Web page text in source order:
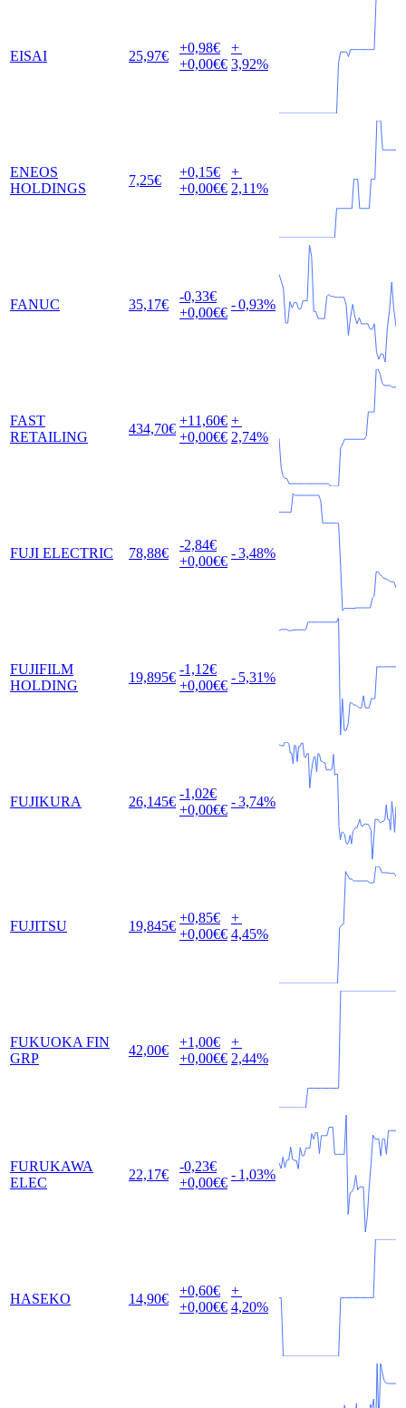
EISAI 25,97€
+0,98€
+0,00€€
+
3,92%
ENEOS
HOLDINGS
7,25€
+0,15€
+0,00€€
+
2,11%
FANUC 35,17€
-0,33€
+0,00€€
-0,93%
FAST
RETAILING
434,70€
+11,60€
+0,00€€
+
2,74%
FUJI ELECTRIC 78,88€
-2,84€
+0,00€€
-3,48%
FUJIFILM
HOLDING
19,895€
-1,12€
+0,00€€
- 5,31%
FUJIKURA 26,145€
-1,02€
+0,00€€
-3,74%
FUJITSU 19,845€
+0,85€
+0,00€€
+
4,45%
FUKUOKA FIN
GRP
42,00€
+1,00€
+0,00€€
+
2,44%
FURUKAWA
ELEC
22,17€
-0,23€
+0,00€€
- 1,03%
HASEKO 14,90€
+0,60€
+0,00€€
+
4,20%